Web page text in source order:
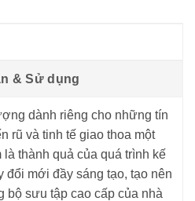
& Sử dụng
dành riêng cho những tín
rũ và tinh tế giao thoa một
thành quả của quá trình kế
mới đầy sáng tạo, tạo nên
bộ sưu tập cao cấp của nhà